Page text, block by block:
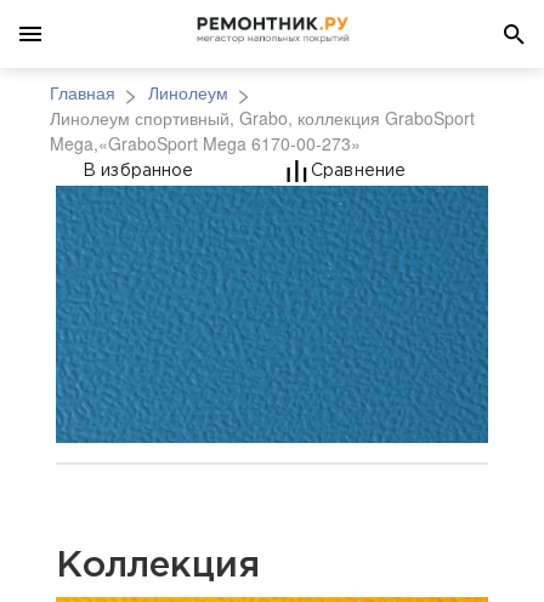
Главная
Линолеум
Линолеум спортивный, Grabo, коллекция GraboSport
Mega,«GraboSport Mega 6170-00-273»
Линолеум
В избранное Сравнение
Коллекция